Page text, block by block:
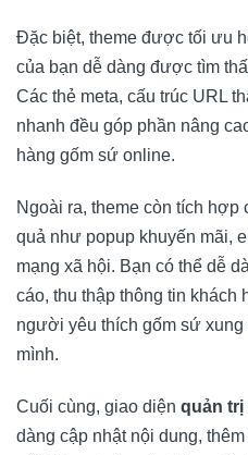
Đặc biệt, theme được tối ưu
của bạn dễ dàng được tìm
Các thẻ meta, cấu trúc URL
nhanh đều góp phần nâng
hàng gốm sứ online.
Ngoài ra, theme còn tích hợp
quả như popup khuyến mãi,
mạng xã hội. Bạn có thể dễ
cáo, thu thập thông tin khách
người yêu thích gốm sứ
mình.
Cuối cùng, giao diện quản
dàng cập nhật nội dung,